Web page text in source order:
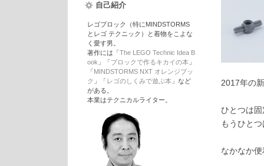
自己紹介
レゴブロック（特にMINDSTORMS
とレゴ テクニック）と着物をこよな
く愛す男。
著作には「The LEGO Technic Idea B
ook 」「ブロックで作るキカイの本 」
「MINDSTORMS NXT オレンジブッ
ク 」「レゴのしくみで遊ぶ本 」など
がある。
本業はテクニカルライター。
2017年の
ひとつは
もうひと
なかなか